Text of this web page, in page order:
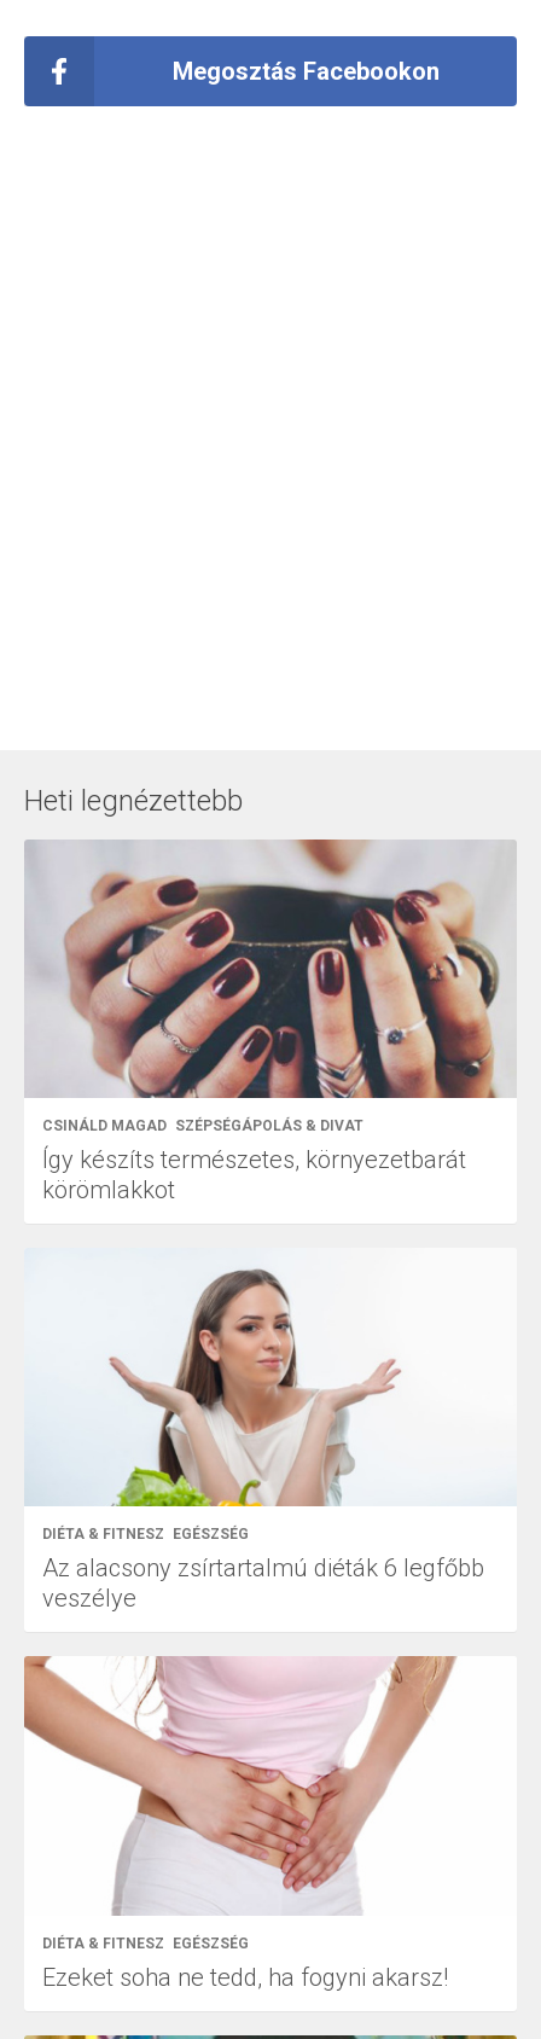
Megosztás Facebookon
Heti legnézettebb
CSINÁLD MAGAD SZÉPSÉGÁPOLÁS & DIVAT
Így készíts természetes, környezetbarát
körömlakkot
DIÉTA & FITNESZ EGÉSZSÉG
Az alacsony zsírtartalmú diéták 6 legfőbb
veszélye
DIÉTA & FITNESZ EGÉSZSÉG
Ezeket soha ne tedd, ha fogyni akarsz!